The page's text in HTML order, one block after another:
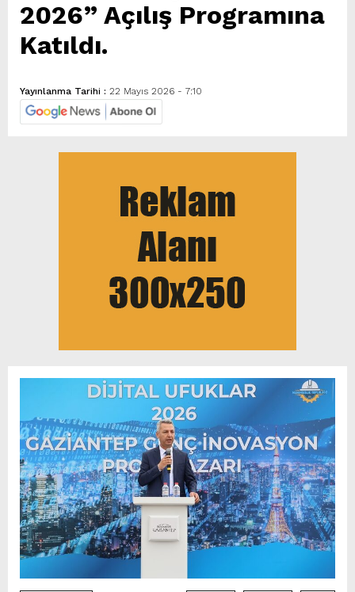
2026” Açılış Programına
Katıldı.
Yayınlanma Tarihi : 22 Mayıs 2026 - 7:10